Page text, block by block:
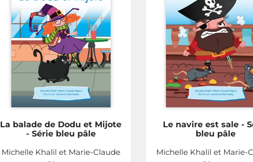
La balade de Dodu et Mijote
- Série bleu pâle
Michelle Khalil et Marie-Claude
Le navire est sale -
bleu pâle
Michelle Khalil et Marie-